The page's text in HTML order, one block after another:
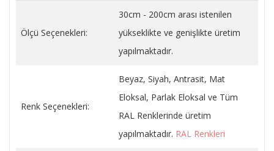
Ölçü Seçenekleri:
30cm - 200cm arası istenilen
yükseklikte ve genişlikte üretim
yapılmaktadır.
Renk Seçenekleri:
Beyaz, Siyah, Antrasit, Mat
Eloksal, Parlak Eloksal ve Tüm
RAL Renklerinde üretim
yapılmaktadır. RAL Renkleri